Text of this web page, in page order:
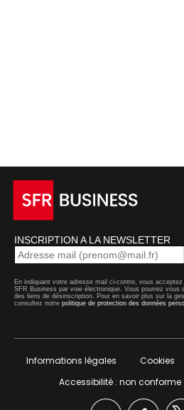
INSCRIPTION A LA NEWSLETTER
En indiquant votre adresse mail ci-contre, vous
SFR Business par voie électronique. Vous pourrez vous
des liens de désinscription. Pour en savoir plus sur la
consultez notre politique de protection des données
Informations légales Cookies
Accessibilité : non conforme